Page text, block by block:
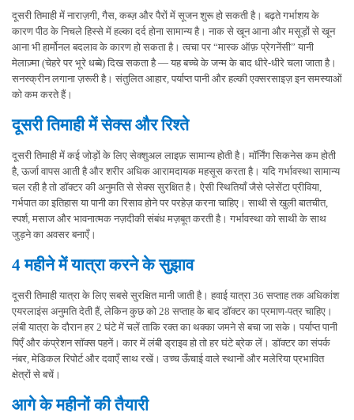
दूसरी तिमाही में नाराज़गी, गैस, कब्ज़ और पैरों में सूजन शुरू हो सकती है। बढ़ते गर्भाशय के
कारण पीठ के निचले हिस्से में हल्का दर्द होना सामान्य है। नाक से खून आना और मसूड़ों से खून
आना भी हार्मोनल बदलाव के कारण हो सकता है। त्वचा पर “मास्क ऑफ़ प्रेगनेंसी” यानी
मेलाज़्मा (चेहरे पर भूरे धब्बे) दिख सकता है — यह बच्चे के जन्म के बाद धीरे-धीरे चला जाता है।
सनस्क्रीन लगाना ज़रूरी है। संतुलित आहार, पर्याप्त पानी और हल्की एक्सरसाइज़ इन समस्याओं
को कम करते हैं।
दूसरी तिमाही में सेक्स और रिश्ते
दूसरी तिमाही में कई जोड़ों के लिए सेक्शुअल लाइफ़ सामान्य होती है। मॉर्निंग सिकनेस कम होती
है, ऊर्जा वापस आती है और शरीर अधिक आरामदायक महसूस करता है। यदि गर्भावस्था सामान्य
चल रही है तो डॉक्टर की अनुमति से सेक्स सुरक्षित है। ऐसी स्थितियाँ जैसे प्लेसेंटा प्रीविया,
गर्भपात का इतिहास या पानी का रिसाव होने पर परहेज़ करना चाहिए। साथी से खुली बातचीत,
स्पर्श, मसाज और भावनात्मक नज़दीकी संबंध मज़बूत करती है। गर्भावस्था को साथी के साथ
जुड़ने का अवसर बनाएँ।
4 महीने में यात्रा करने के सुझाव
दूसरी तिमाही यात्रा के लिए सबसे सुरक्षित मानी जाती है। हवाई यात्रा 36 सप्ताह तक अधिकांश
एयरलाइंस अनुमति देती हैं, लेकिन कुछ को 28 सप्ताह के बाद डॉक्टर का प्रमाण-पत्र चाहिए।
लंबी यात्रा के दौरान हर 2 घंटे में चलें ताकि रक्त का थक्का जमने से बचा जा सके। पर्याप्त पानी
पिएँ और कंप्रेशन सॉक्स पहनें। कार में लंबी ड्राइव हो तो हर घंटे ब्रेक लें। डॉक्टर का संपर्क
नंबर, मेडिकल रिपोर्ट और दवाएँ साथ रखें। उच्च ऊँचाई वाले स्थानों और मलेरिया प्रभावित
क्षेत्रों से बचें।
आगे के महीनों की तैयारी